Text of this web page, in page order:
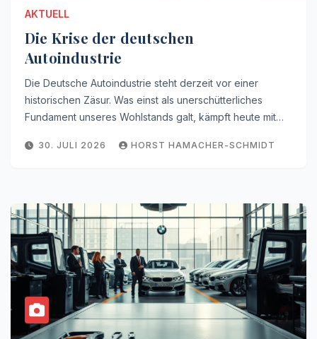
AKTUELL
Die Krise der deutschen
Autoindustrie
Die Deutsche Autoindustrie steht derzeit vor einer
historischen Zäsur. Was einst als unerschütterliches
Fundament unseres Wohlstands galt, kämpft heute mit…
30. JULI 2026 HORST HAMACHER-SCHMIDT